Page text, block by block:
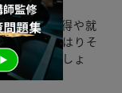
、資格取得や就
れば、やはりそ
ぶべきでしょ